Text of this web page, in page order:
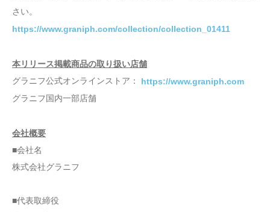
さい。
https://www.graniph.com/collection/collection_01411
本リリース掲載商品の取り扱い店舗
グラニフ公式オンラインストア： https://www.graniph.com
グラニフ国内一部店舗
会社概要
■会社名
株式会社グラニフ
■代表取締役